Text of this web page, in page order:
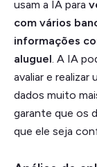
usam a IA para
com vários
informações
aluguel. A IA
avaliar e
dados muito
garante que os
que ele seja